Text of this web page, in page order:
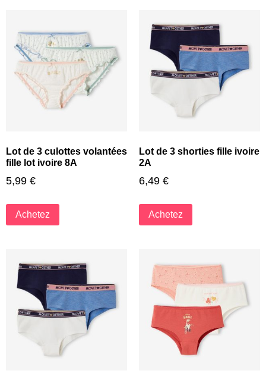
Lot de 3 culottes volantées
fille lot ivoire 8A
5,99 €
Achetez
Lot de 3 shorties fille ivoire
2A
6,49 €
Achetez